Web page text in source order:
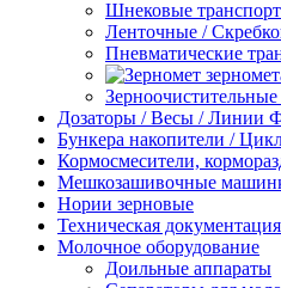
Шнековые
Ленточные /
Пневматические
Дозаторы / Весы / Линии
Бункера накопители /
Кормосмесители,
Мешкозашивочные
Нории зерновые
Техническая
Молочное оборудование
Доильные аппараты